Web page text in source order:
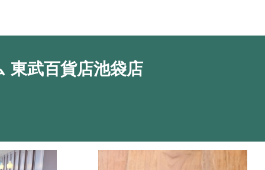
東武百貨店池袋店